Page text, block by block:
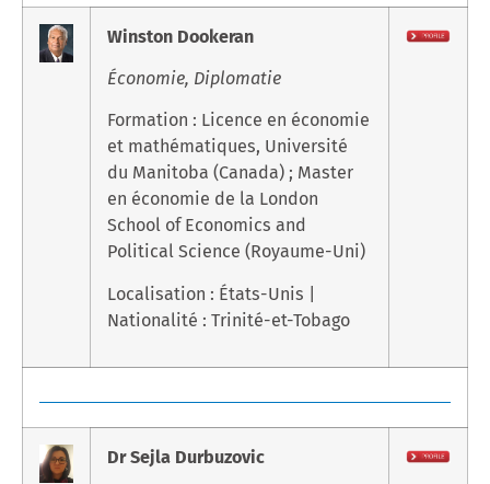
Winston Dookeran
Économie, Diplomatie
Formation : Licence en économie
et mathématiques, Université
du Manitoba (Canada) ; Master
en économie de la London
School of Economics and
Political Science (Royaume-Uni)
Localisation : États-Unis |
Nationalité : Trinité-et-Tobago
Dr Sejla Durbuzovic